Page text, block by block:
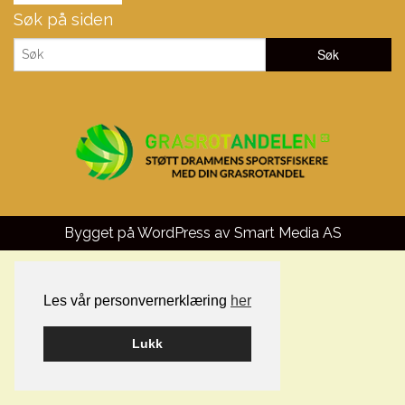
Les vår personvernerklæring her
Lukk
Søk på siden
Bygget på WordPress av Smart Media AS